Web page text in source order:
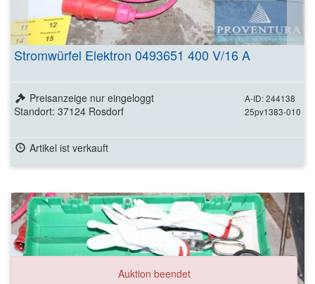
Stromwürfel Elektron 0493651 400 V/16 A
A-ID: 244138
25pv1383-010
Preisanzeige nur eingeloggt
Standort: 37124 Rosdorf
Artikel ist verkauft
Auktion beendet